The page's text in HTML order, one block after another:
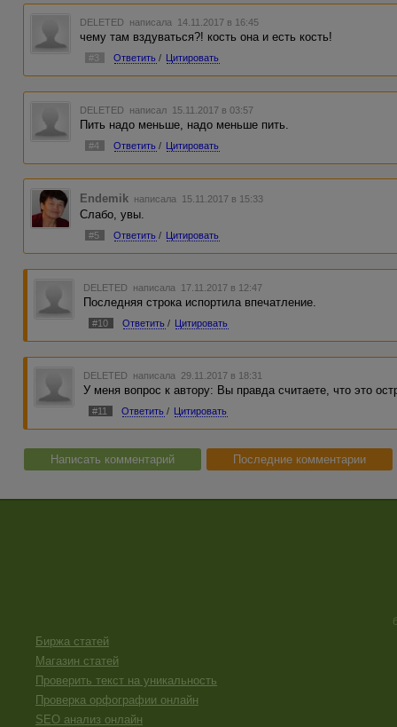
DELETED написала 14.11.2017 в 16:45
чему там вздуваться?! кость она и есть кость!
#3 Ответить / Цитировать
DELETED написал 15.11.2017 в 03:57
Пить надо меньше, надо меньше пить.
#4 Ответить / Цитировать
Endemik написала 15.11.2017 в 15:33
Слабо, увы.
#5 Ответить / Цитировать
DELETED написала 17.11.2017 в 12:47
Последняя строка испортила впечатление.
#10 Ответить / Цитировать
DELETED написала 29.11.2017 в 18:31
У меня вопрос к автору: Вы правда считаете, что это
#11 Ответить / Цитировать
Написать комментарий Последние комментарии
Биржа статей
Магазин статей
Проверить текст на уникальность
Проверка орфографии онлайн
SEO анализ онлайн